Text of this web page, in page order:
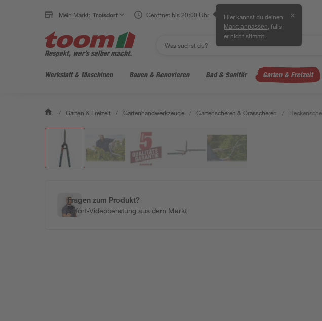
Mein Markt: Troisdorf Geöffnet bis 20:00 Uhr Hier kannst du deinen
Markt anpassen , falls
er nicht stimmt.
✕
Werkstatt & Maschinen Bauen & Renovieren Bad & Sanitär Garten & Freizeit
/ Garten & Freizeit / Gartenhandwerkzeuge / Gartenscheren & Grasscheren /
Fragen zum Produkt?
Sofort-Videoberatung aus dem Markt